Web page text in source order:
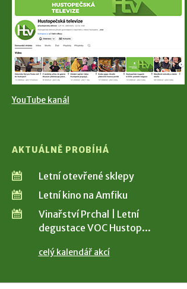
YouTube kanál
AKTUÁLNĚ PROBÍHÁ
Letní otevřené sklepy
Letní kino na Amfiku
Vinařství Prchal | Letní
degustace VOC Hustop...
celý kalendář akcí